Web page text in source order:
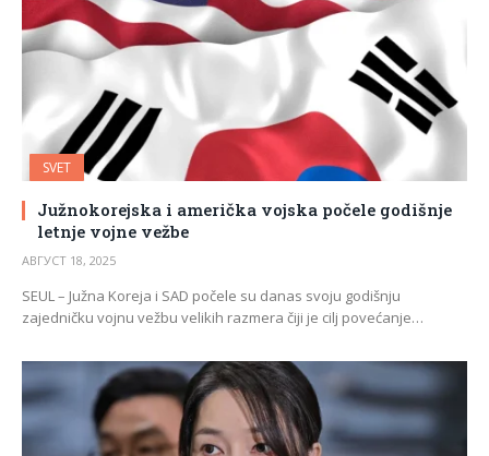
SVET
Južnokorejska i američka vojska počele godišnje
letnje vojne vežbe
АВГУСТ 18, 2025
SEUL – Južna Koreja i SAD počele su danas svoju godišnju
zajedničku vojnu vežbu velikih razmera čiji je cilj povećanje…